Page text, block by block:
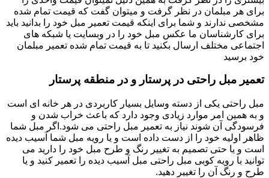
برای هر مبلمان در نظر گرفت و میتوان گفت که قیمت تمام شده
مشخصی ندارند و شما برای اینکه قیمت تعمیر مبل خود را بدانید باید
برای کارشناسان ما عکس مبل خود را در وبسایت یا شبکه های
اجتماعی مختلف ارسال بکنید تا به قیمت تمام شده تعمیر مبلمان
خود برسید
تعمیر مبل راحتی در پرستار و در منطقه پرستار
مبل راحتی یکی از دسته وسایل بسیار کاربردی در هر خانه ای است
و به همین امر موارد زیادی وجود دارد که باعث خراب شدن و
فرسودگی آن شوند نیاز به تعمیر مبل راحتی می شود.اگر مبل شما
ظاهر اولیه خود را از دست داده است و یا رویه مبل شما آسیب دیده
است و یا حتی تصمیم به تغییر رنگ و طرح مبل خود را دارید می
توانید با رویه کوبی مبل راحتی مبل آسیب دیده را تعمیر کنید و یا
طرح و رنگ آن را تغییر دهید.